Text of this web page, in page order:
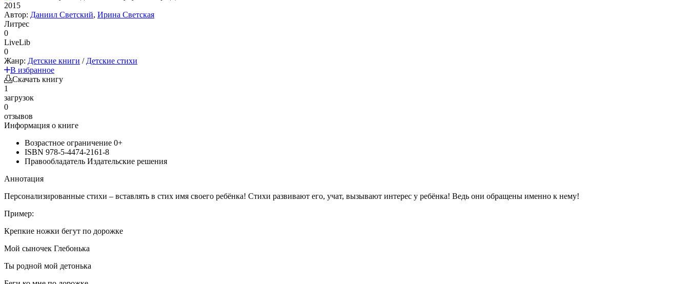
2015
Автор: Даниил Светский, Ирина Светская
Литрес
0
LiveLib
0
Жанр: Детские книги / Детские стихи
В избранное
Скачать книгу
1
загрузок
0
отзывов
Информация о книге
Возрастное ограничение 0+
ISBN 978-5-4474-2161-8
Правообладатель Издательские решения
Аннотация
Персонализированные стихи – вставлять в стих имя своего ребёнка! Стихи развивают его, учат, вызывают интерес у ребёнка! Ведь они обращены именно к нему!
Пример:
Крепкие ножки бегут по дорожке
Мой сыночек Глебонька
Ты родной мой детонька